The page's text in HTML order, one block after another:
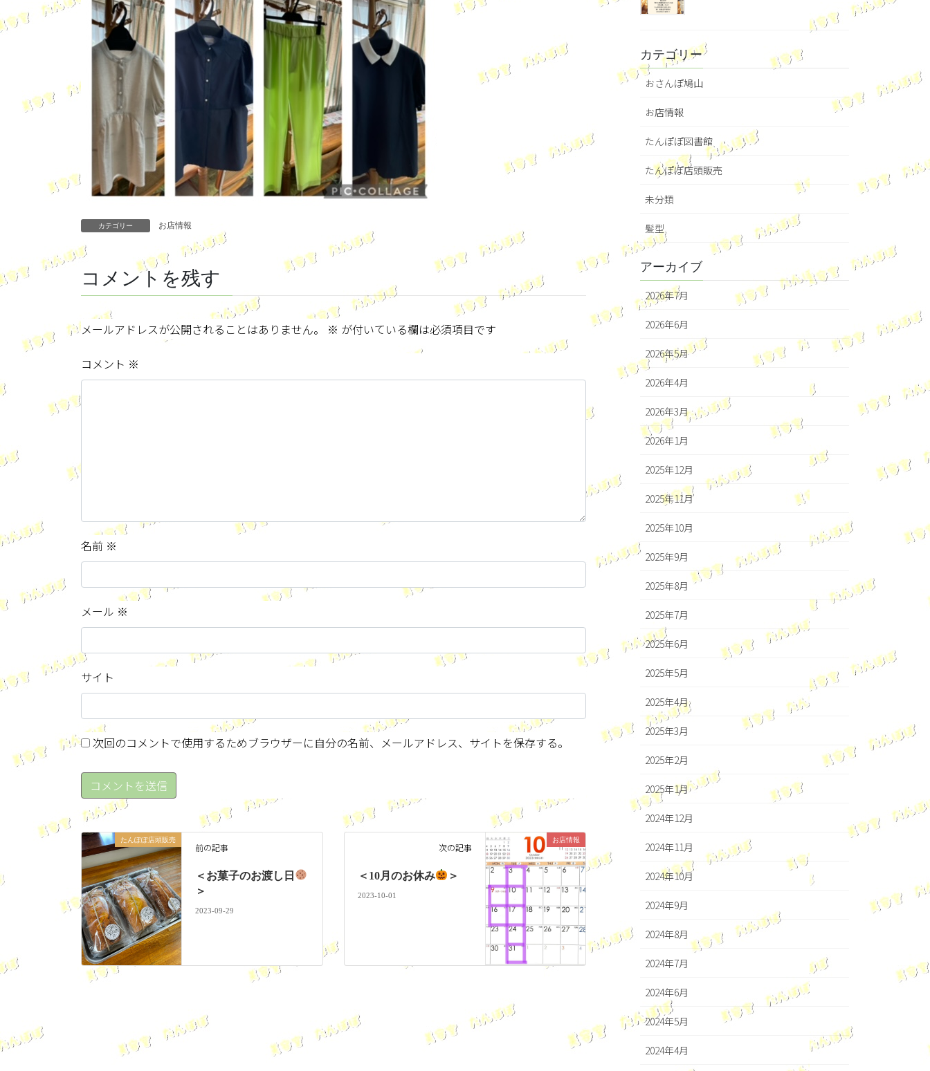
カテゴリー お店情報
コメントを残す
メールアドレスが公開されることはありません。 ※ が付いている欄は必須項目です
コメント ※
名前 ※
メール ※
サイト
次回のコメントで使用するためブラウザーに自分の名前、メールアドレス、サイトを保存する。
たんぽぽ店頭販売
前の記事
＜お菓子のお渡し日
＞
2023-09-29
お店情報
次の記事
＜10月のお休み ＞
2023-10-01
カテゴリー
おさんぽ鳩山
お店情報
たんぽぽ図書館
たんぽぽ店頭販売
未分類
髪型
アーカイブ
2026年7月
2026年6月
2026年5月
2026年4月
2026年3月
2026年1月
2025年12月
2025年11月
2025年10月
2025年9月
2025年8月
2025年7月
2025年6月
2025年5月
2025年4月
2025年3月
2025年2月
2025年1月
2024年12月
2024年11月
2024年10月
2024年9月
2024年8月
2024年7月
2024年6月
2024年5月
2024年4月